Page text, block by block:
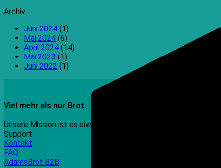
Archiv
Juni 2024 (1)
Mai 2024 (6)
April 2024 (14)
Mai 2023 (1)
Juni 2022 (1)
Viel mehr als nur Brot.
Unsere Mission ist es eiweißreiche, kohlenhydratreduzierte,
Support
Kontakt
FAQ
AdamsBrot B2B